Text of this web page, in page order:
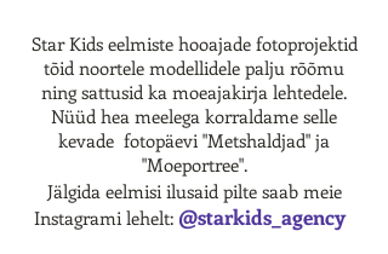
Star Kids eelmiste hooajade fotoprojektid
tõid noortele modellidele palju rõõmu
ning sattusid ka moeajakirja lehtedele.
Nüüd hea meelega korraldame selle
kevade fotopäevi "Metshaldjad" ja
"Moeportree".
Jälgida eelmisi ilusaid pilte saab meie
Instagrami lehelt: @starkids_agency